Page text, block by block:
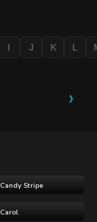
I J K L
›
Candy Stripe
Carol